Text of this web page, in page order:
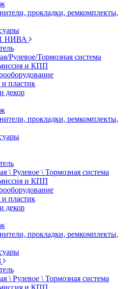
прокладки, ремкомплекты,
НИВА
Рулевое/Тормозная система
и КПП
пластик
декор
прокладки, ремкомплекты,
\ Рулевое \ Тормозная система
и КПП
пластик
декор
прокладки, ремкомплекты,
\ Рулевое \ Тормозная система
и КПП